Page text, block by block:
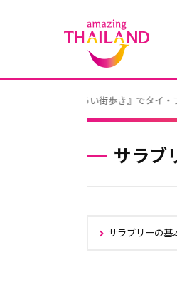
2026/08/04
サラブ
サラブリーの基